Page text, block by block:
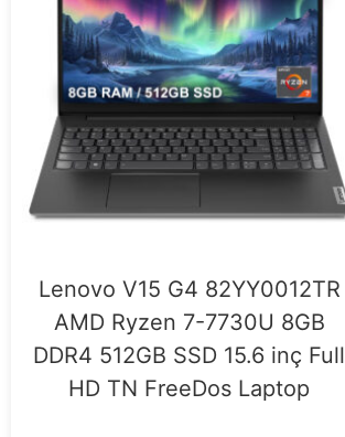
Lenovo V15 G4 82YY0012TR
AMD Ryzen 7-7730U 8GB
DDR4 512GB SSD 15.6 inç Full
HD TN FreeDos Laptop